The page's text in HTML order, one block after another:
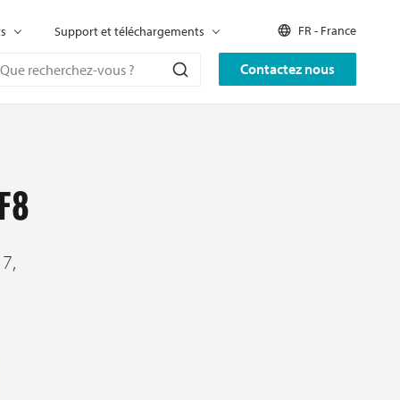
Contactez nous
Support et téléchargements FR - France